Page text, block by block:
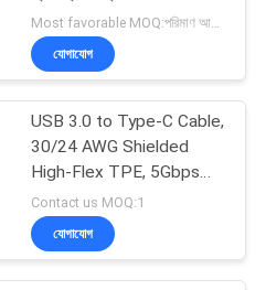
ক্যাবল
26
Most favorable MOQ:পরিমাণ আলোচনাযোগ্য হতে পারে ((শুধুমাত্র কোম্পানি, ব্যক্তিগত ব্যবহারের পরিবর্তে)
যোগাযোগ
USB 3.0 to Type-C Cable,
30/24 AWG Shielded
High-Flex TPE, 5Gbps
Data
Contact us MOQ:1
যোগাযোগ